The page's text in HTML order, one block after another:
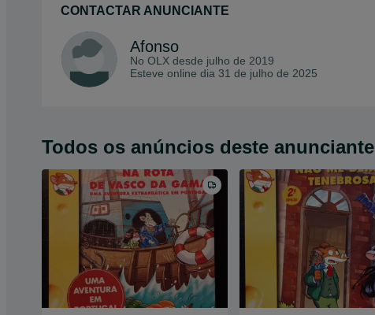
CONTACTAR ANUNCIANTE
Afonso
No OLX desde julho de 2019
Esteve online dia 31 de julho de 2025
Todos os anúncios deste anunciante